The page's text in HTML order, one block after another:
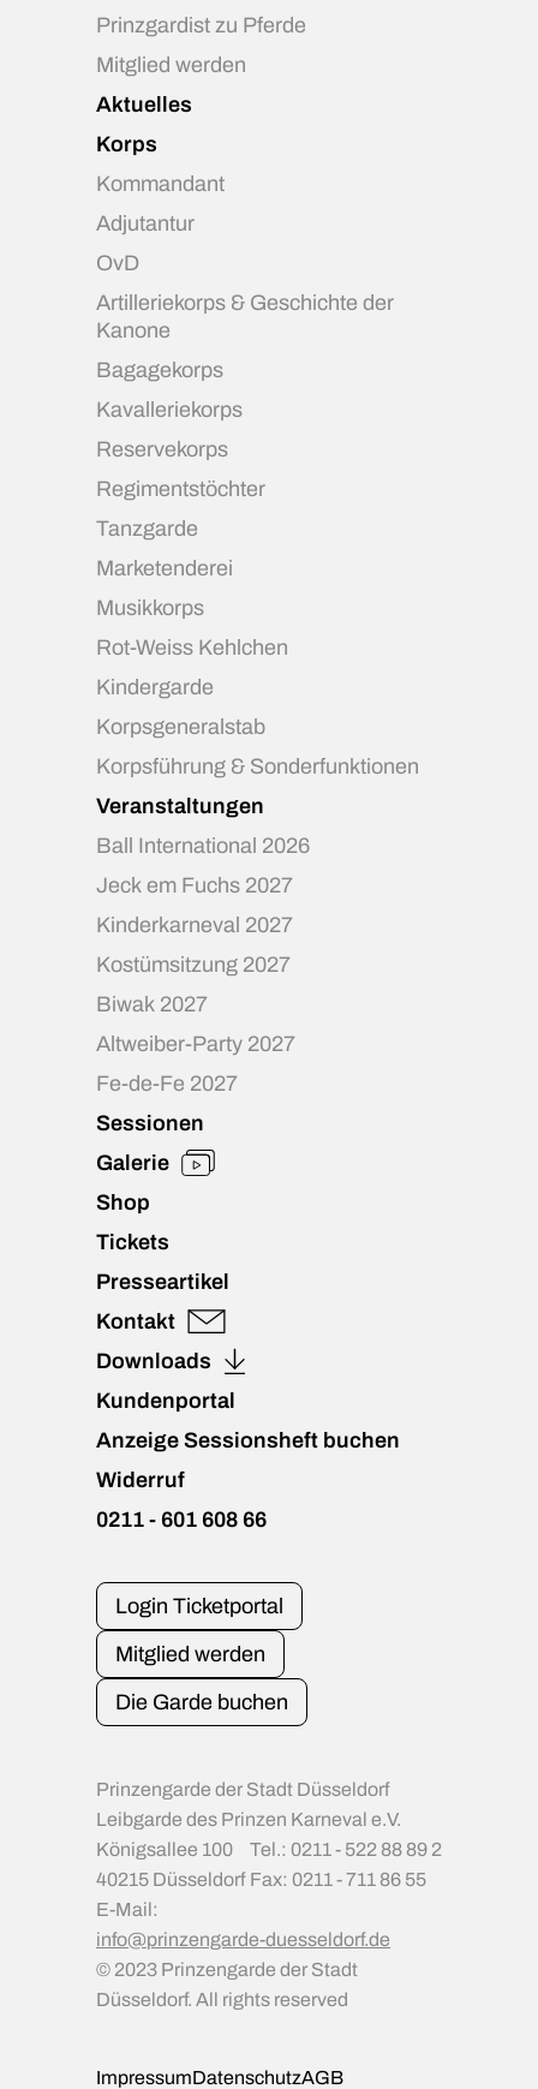
Prinzgardist zu Pferde
Mitglied werden
Aktuelles
Korps
Kommandant
Adjutantur
OvD
Artilleriekorps & Geschichte der
Kanone
Bagagekorps
Kavalleriekorps
Reservekorps
Regimentstöchter
Tanzgarde
Marketenderei
Musikkorps
Rot-Weiss Kehlchen
Kindergarde
Korpsgeneralstab
Korpsführung & Sonderfunktionen
Veranstaltungen
Ball International 2026
Jeck em Fuchs 2027
Kinderkarneval 2027
Kostümsitzung 2027
Biwak 2027
Altweiber-Party 2027
Fe-de-Fe 2027
Sessionen
Galerie
Shop
Tickets
Presseartikel
Kontakt
Downloads
Kundenportal
Anzeige Sessionsheft buchen
Widerruf
0211 - 601 608 66
Login Ticketportal
Mitglied werden
Die Garde buchen
Prinzengarde der Stadt Düsseldorf
Leibgarde des Prinzen Karneval e.V.
Königsallee 100
40215 Düsseldorf
Tel.: 0211 - 522 88 89 2
Fax: 0211 - 711 86 55
E-Mail:
info@prinzengarde-duesseldorf.de
© 2023 Prinzengarde der Stadt
Düsseldorf. All rights reserved
ImpressumDatenschutzAGB